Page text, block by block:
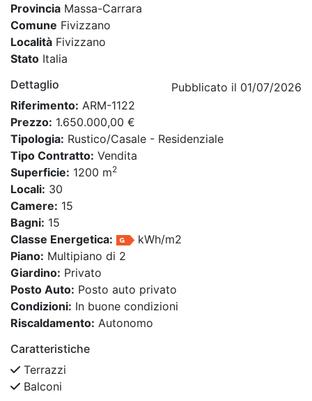
Provincia Massa-Carrara
Comune Fivizzano
Località Fivizzano
Stato Italia
Dettaglio
Pubblicato il 01/07/2026
Riferimento: ARM-1122
Prezzo: 1.650.000,00 €
Tipologia: Rustico/Casale - Residenziale
Tipo Contratto: Vendita
Superficie: 1200 m2
Locali: 30
Camere: 15
Bagni: 15
Classe Energetica:
kWh/m2
Piano: Multipiano di 2
Giardino: Privato
Posto Auto: Posto auto privato
Condizioni: In buone condizioni
Riscaldamento: Autonomo
Caratteristiche
Terrazzi
Balconi